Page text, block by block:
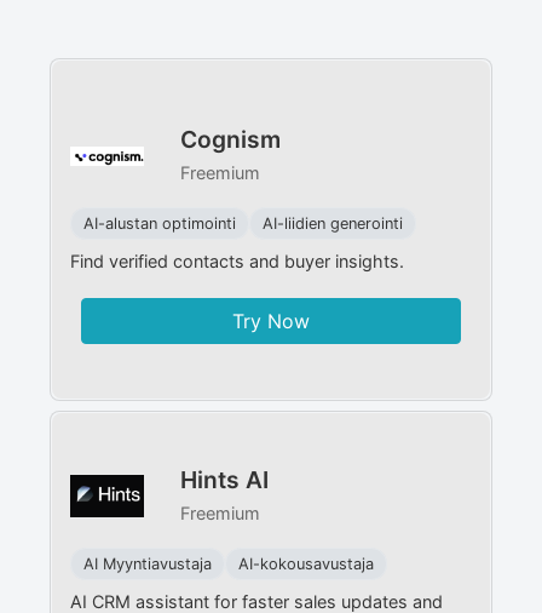
Cognism
Freemium
AI-alustan optimointi AI-liidien generointi
Find verified contacts and buyer insights.
Try Now
Hints AI
Freemium
AI Myyntiavustaja AI-kokousavustaja
AI CRM assistant for faster sales updates and